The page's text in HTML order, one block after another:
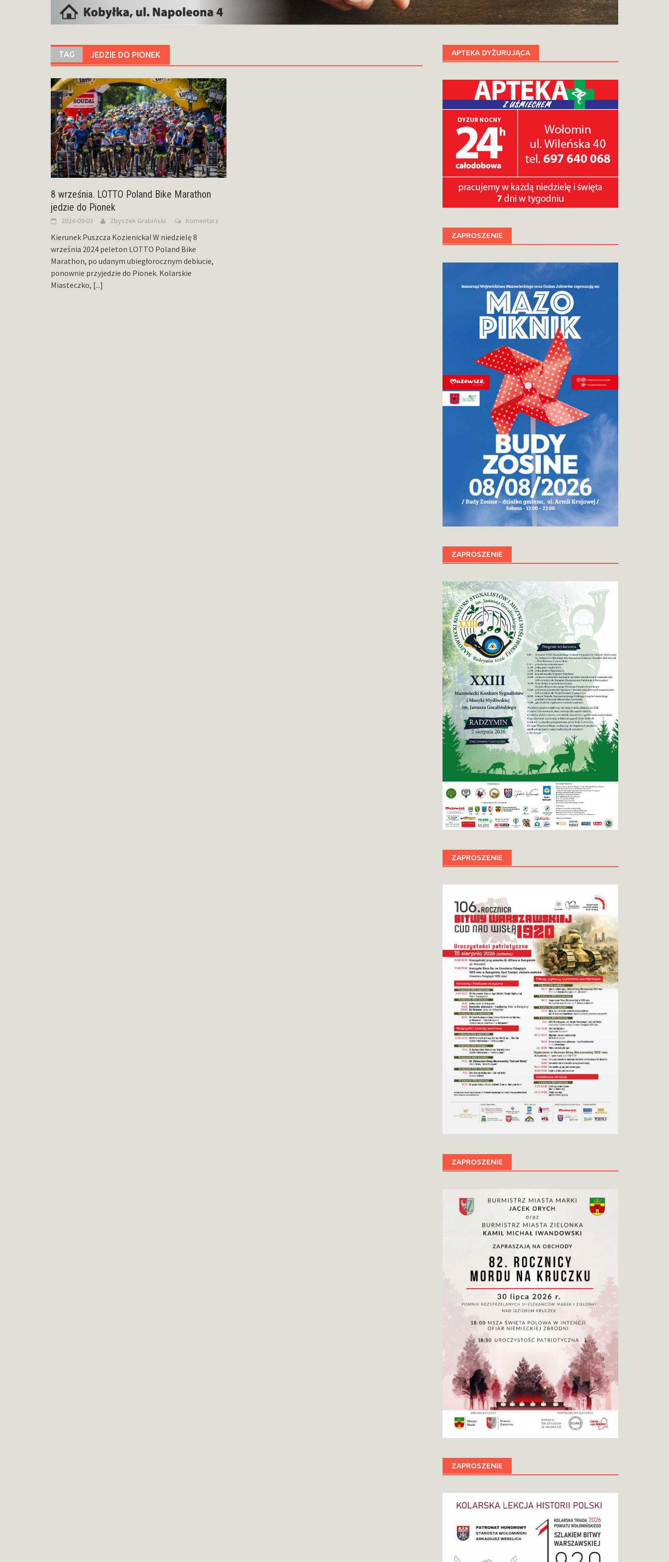
TAG JEDZIE DO PIONEK
8 września. LOTTO Poland Bike Marathon
jedzie do Pionek
2024-09-03 Zbyszek Grabiński Komentarz
Kierunek Puszcza Kozienicka! W niedzielę 8
września 2024 peleton LOTTO Poland Bike
Marathon, po udanym ubiegłorocznym debiucie,
ponownie przyjedzie do Pionek. Kolarskie
Miasteczko, [...]
APTEKA DYŻURUJĄCA
ZAPROSZENIE
ZAPROSZENIE
ZAPROSZENIE
ZAPROSZENIE
ZAPROSZENIE